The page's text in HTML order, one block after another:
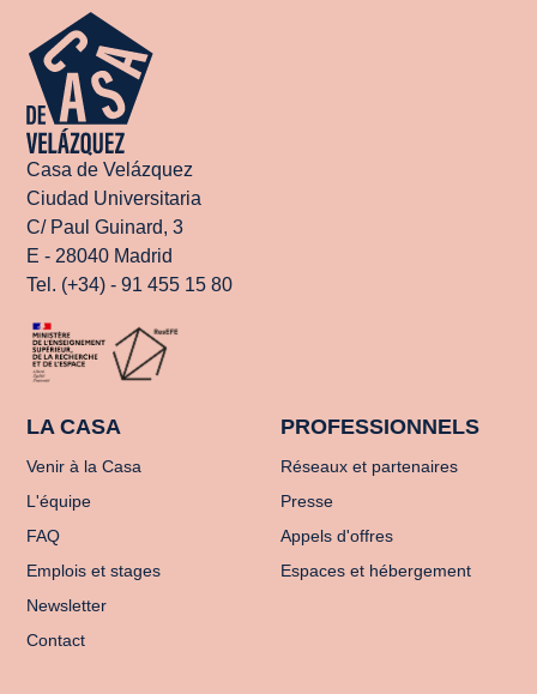
Casa de Velázquez
Ciudad Universitaria
C/ Paul Guinard, 3
E - 28040 Madrid
Tel. (+34) - 91 455 15 80
LA CASA
Venir à la Casa
L'équipe
FAQ
Emplois et stages
Newsletter
Contact
PROFESSIONNELS
Réseaux et partenaires
Presse
Appels d'offres
Espaces et hébergement